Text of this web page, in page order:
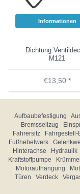
Informationen
Dichtung
M121
€13,50 *
Aufbaubefestigung
Bremsseilzug
Fahrersitz
Fahrgestell-
Fußhebelwerk
Hinterachse
Hydraulik
Kraftstoffpumpe
Motoraufhängung
Türen
Verdeck